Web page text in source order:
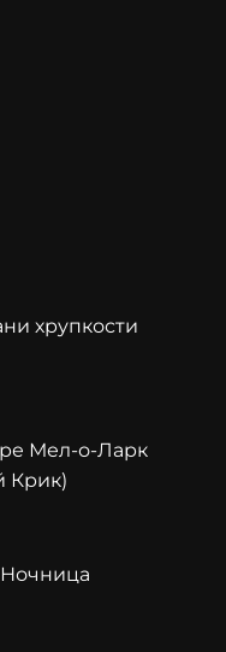
хрупкости
Мел-о-Ларк
Крик)